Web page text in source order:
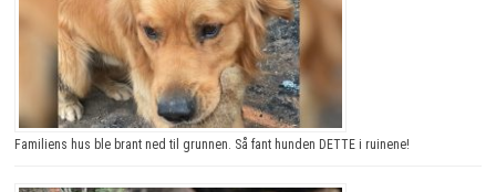
Familiens hus ble brant ned til grunnen. Så fant hunden DETTE i ruinene!